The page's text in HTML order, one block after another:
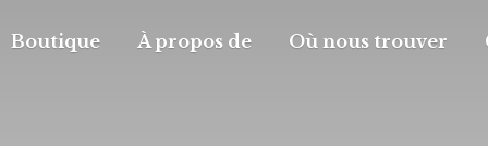
Boutique À propos de Où nous trouver